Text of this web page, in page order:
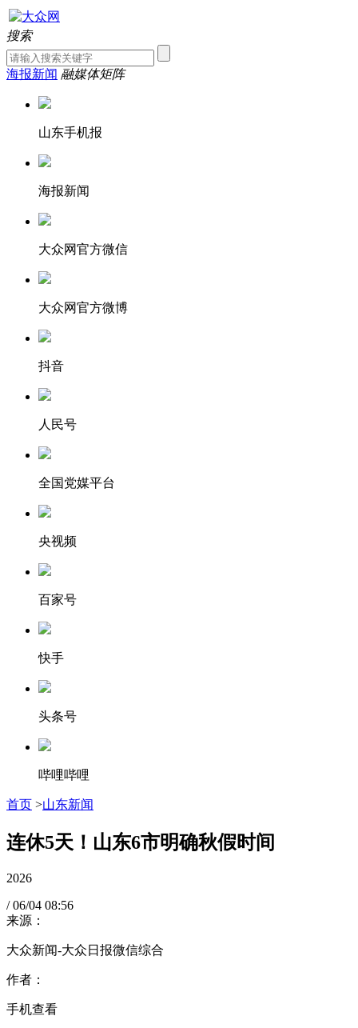
搜索
海报新闻 融媒体矩阵
山东手机报
海报新闻
大众网官方微信
大众网官方微博
抖音
人民号
全国党媒平台
央视频
百家号
快手
头条号
哔哩哔哩
首页 >山东新闻
连休5天！山东6市明确秋假时间
2026
/ 06/04 08:56
来源：
大众新闻-大众日报微信综合
作者：
手机查看